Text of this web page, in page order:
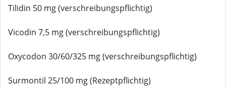
Tilidin 50 mg (verschreibungspflichtig)
Vicodin 7,5 mg (verschreibungspflichtig)
Oxycodon 30/60/325 mg (verschreibungspflichtig)
Surmontil 25/100 mg (Rezeptpflichtig)